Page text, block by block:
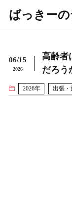
ばっきー
06/15
2026
高齢者
だろう
2026年 出張・